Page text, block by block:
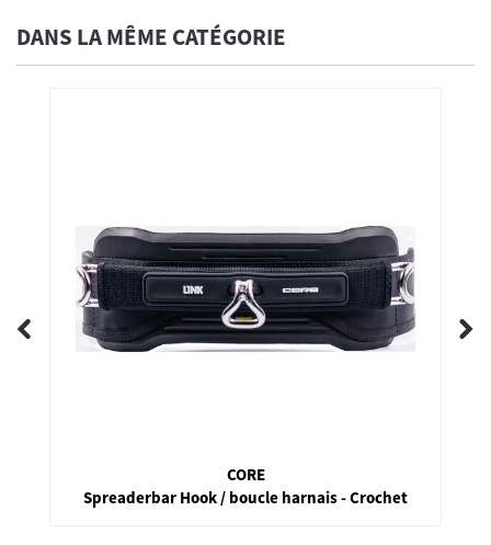
DANS LA MÊME CATÉGORIE
CORE
Spreaderbar Hook / boucle harnais - Crochet